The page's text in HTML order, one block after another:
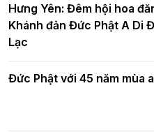
Hà Nội
Hơn 5.000 người tham dự
Tinh
Hưng Yên: Đêm hội hoa
Khánh đản Đức Phật A Di
Lạc
Đức Phật với 45 năm mùa